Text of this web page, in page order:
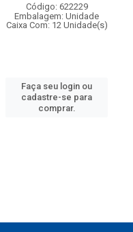
Código: 622229
Embalagem: Unidade
Caixa Com: 12 Unidade(s)
Faça seu login ou
cadastre-se para
comprar.